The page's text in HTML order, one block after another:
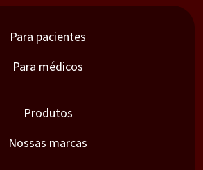
Para pacientes
Para médicos
Produtos
Nossas marcas